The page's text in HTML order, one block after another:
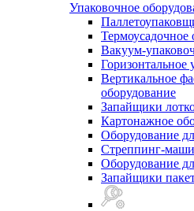
Упаковочное
Термоусадочное
Вакуум-
Горизонтальное
Вертикальное
оборудование
Запайщики
Картонажное
Оборудование
Стреппинг-
Оборудование
Запайщики